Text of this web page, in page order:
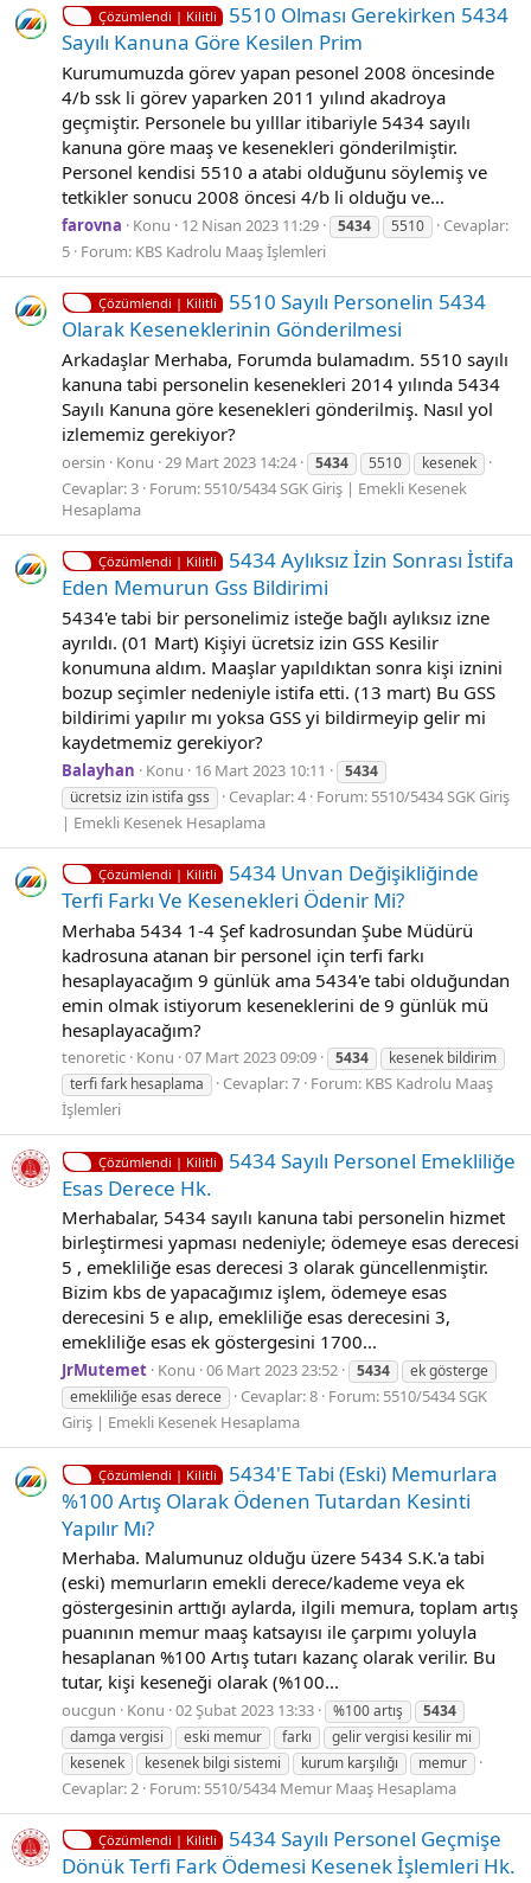
Çözümlendi | Kilitli
5510 Olması Gereki̇rken 5434
Sayılı Kanuna Göre Kesi̇len Pri̇m
Kurumumuzda görev yapan pesonel 2008 öncesinde
4/b ssk li görev yaparken 2011 yılınd akadroya
geçmiştir. Personele bu yılllar itibariyle 5434 sayılı
kanuna göre maaş ve kesenekleri gönderilmiştir.
Personel kendisi 5510 a atabi olduğunu söylemiş ve
tetkikler sonucu 2008 öncesi 4/b li olduğu ve...
farovna Konu 12 Nisan 2023 11:29 5434 5510
Cevaplar:
5 Forum: KBS Kadrolu Maaş İşlemleri
Çözümlendi | Kilitli
5510 Sayılı Personelin 5434
Olarak Keseneklerinin Gönderilmesi
Arkadaşlar Merhaba, Forumda bulamadım. 5510 sayılı
kanuna tabi personelin kesenekleri 2014 yılında 5434
Sayılı Kanuna göre kesenekleri gönderilmiş. Nasıl yol
izlememiz gerekiyor?
oersin Konu 29 Mart 2023 14:24 5434 5510 kesenek
Cevaplar: 3 Forum: 5510/5434 SGK Giriş | Emekli Kesenek
Hesaplama
Çözümlendi | Kilitli
5434 Aylıksız İzin Sonrası İstifa
Eden Memurun Gss Bildirimi
5434'e tabi bir personelimiz isteğe bağlı aylıksız izne
ayrıldı. (01 Mart) Kişiyi ücretsiz izin GSS Kesilir
konumuna aldım. Maaşlar yapıldıktan sonra kişi iznini
bozup seçimler nedeniyle istifa etti. (13 mart) Bu GSS
bildirimi yapılır mı yoksa GSS yi bildirmeyip gelir mi
kaydetmemiz gerekiyor?
Balayhan Konu 16 Mart 2023 10:11
5434
ücretsiz izin istifa gss
Cevaplar: 4 Forum: 5510/5434 SGK Giriş
| Emekli Kesenek Hesaplama
Çözümlendi | Kilitli
5434 Unvan Değişikliğinde
Terfi Farkı Ve Kesenekleri Ödenir Mi?
Merhaba 5434 1-4 Şef kadrosundan Şube Müdürü
kadrosuna atanan bir personel için terfi farkı
hesaplayacağım 9 günlük ama 5434'e tabi olduğundan
emin olmak istiyorum keseneklerini de 9 günlük mü
hesaplayacağım?
tenoretic Konu 07 Mart 2023 09:09 5434
kesenek bildirim
terfi fark hesaplama
Cevaplar: 7 Forum: KBS Kadrolu Maaş
İşlemleri
Çözümlendi | Kilitli
5434 Sayılı Personel Emekliliğe
Esas Derece Hk.
Merhabalar, 5434 sayılı kanuna tabi personelin hizmet
birleştirmesi yapması nedeniyle; ödemeye esas derecesi
5 , emekliliğe esas derecesi 3 olarak güncellenmiştir.
Bizim kbs de yapacağımız işlem, ödemeye esas
derecesini 5 e alıp, emekliliğe esas derecesini 3,
emekliliğe esas ek göstergesini 1700...
JrMutemet Konu 06 Mart 2023 23:52 5434
ek gösterge
emekliliğe esas derece
Cevaplar: 8 Forum: 5510/5434 SGK
Giriş | Emekli Kesenek Hesaplama
Çözümlendi | Kilitli
5434'E Tabi (Eski) Memurlara
%100 Artış Olarak Ödenen Tutardan Kesinti
Yapılır Mı?
Merhaba. Malumunuz olduğu üzere 5434 S.K.'a tabi
(eski) memurların emekli derece/kademe veya ek
göstergesinin arttığı aylarda, ilgili memura, toplam artış
puanının memur maaş katsayısı ile çarpımı yoluyla
hesaplanan %100 Artış tutarı kazanç olarak verilir. Bu
tutar, kişi keseneği olarak (%100...
oucgun Konu 02 Şubat 2023 13:33 %100 artış
5434
damga vergisi
eski memur farkı
gelir vergisi kesilir mi
kesenek
kesenek bilgi sistemi kurum karşılığı memur
Cevaplar: 2 Forum: 5510/5434 Memur Maaş Hesaplama
Çözümlendi | Kilitli
5434 Sayılı Personel Geçmişe
Dönük Terfi Fark Ödemesi Kesenek İşlemleri Hk.